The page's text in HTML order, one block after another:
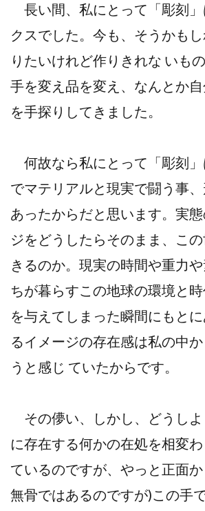
長い間、私にとって「彫刻」
クスでした。今も、そうかも
りたいけれど作りきれな いも
手を変え品を変え、なんとか
を手探りしてきました。
何故なら私にとって「彫刻
でマテリアルと現実で闘う事
あったからだと思います。実
ジをどうしたらそのまま、こ
きるのか。現実の時間や重力
ちが暮らすこの地球の環境と
を与えてしまった瞬間にもと
るイメージの存在感は私の中
うと感じ ていたからです。
その儚い、しかし、どうし
に存在する何かの在処を相変
ているのですが、やっと正面
無骨ではあるのですが)この手